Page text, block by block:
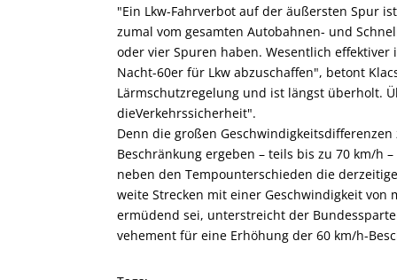
"Ein Lkw-Fahrverbot auf der äußersten Spur
zumal vom gesamten Autobahnen- und
oder vier Spuren haben. Wesentlich
Nacht-60er für Lkw abzuschaffen", betont
Lärmschutzregelung und ist längst überholt.
dieVerkehrssicherheit".
Denn die großen
Beschränkung ergeben – teils bis zu 70 km/h
neben den Tempounterschieden die
weite Strecken mit einer Geschwindigkeit von
ermüdend sei, unterstreicht der
vehement für eine Erhöhung der 60 km/h-